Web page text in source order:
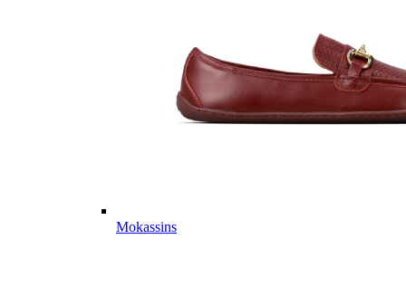
Mokassins